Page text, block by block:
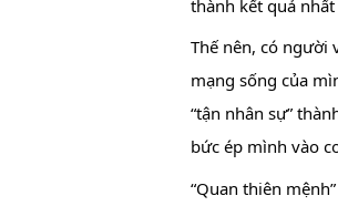
thành kết quả
Thế nên, có người
mạng sống của
“tận nhân sự”
bức ép mình vào
“Quan thiên